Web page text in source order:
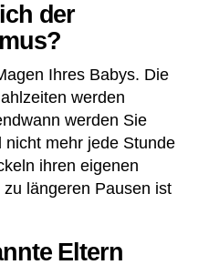
der
Ihres Babys. Die
werden
werden Sie
mehr jede Stunde
ihren eigenen
längeren Pausen ist
Eltern